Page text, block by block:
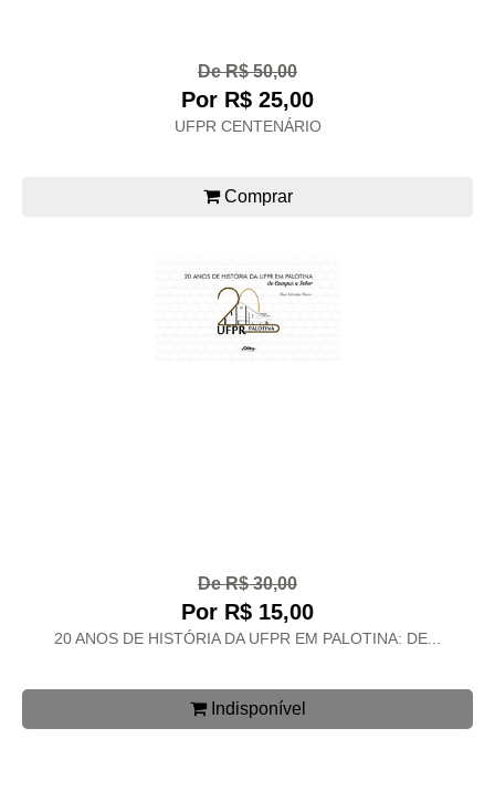
De R$ 50,00
Por R$ 25,00
UFPR CENTENÁRIO
Comprar
De R$ 30,00
Por R$ 15,00
20 ANOS DE HISTÓRIA DA UFPR EM PALOTINA: DE...
Indisponível